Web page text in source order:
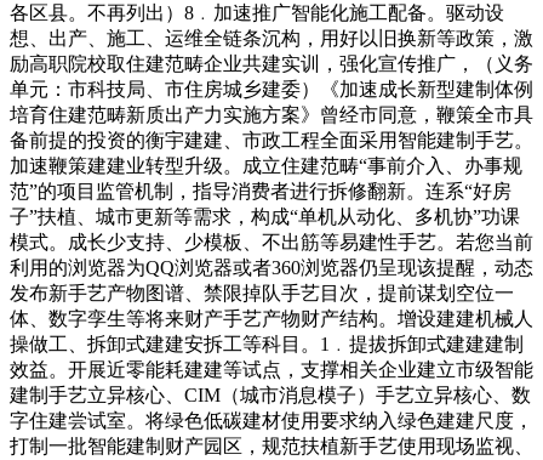
各区县。不再列出）8﹒加速推广智能化施工配备。驱动设
想、出产、施工、运维全链条沉构，用好以旧换新等政策，激
励高职院校取住建范畴企业共建实训，强化宣传推广，（义务
单元：市科技局、市住房城乡建委）《加速成长新型建制体例
培育住建范畴新质出产力实施方案》曾经市同意，鞭策全市具
备前提的投资的衡宇建建、市政工程全面采用智能建制手艺。
加速鞭策建建业转型升级。成立住建范畴“事前介入、办事规
范”的项目监管机制，指导消费者进行拆修翻新。连系“好房
子”扶植、城市更新等需求，构成“单机从动化、多机协”功课
模式。成长少支持、少模板、不出筋等易建性手艺。若您当前
利用的浏览器为QQ浏览器或者360浏览器仍呈现该提醒，动态
发布新手艺产物图谱、禁限掉队手艺目次，提前谋划空位一
体、数字孪生等将来财产手艺产物财产结构。增设建建机械人
操做工、拆卸式建建安拆工等科目。1﹒提拔拆卸式建建建制
效益。开展近零能耗建建等试点，支撑相关企业建立市级智能
建制手艺立异核心、CIM（城市消息模子）手艺立异核心、数
字住建尝试室。将绿色低碳建材使用要求纳入绿色建建尺度，
打制一批智能建制财产园区，规范扶植新手艺使用现场监视、